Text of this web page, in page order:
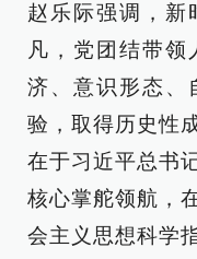
赵乐际强调，新
凡，党团结带
济、意识形态、
验，取得历史性
在于习近平总书
核心掌舵领航，
会主义思想科学